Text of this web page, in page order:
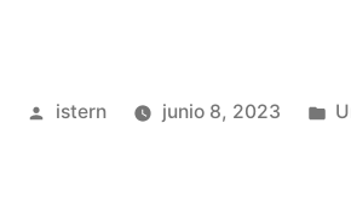
Publicado
istern junio 8, 2023